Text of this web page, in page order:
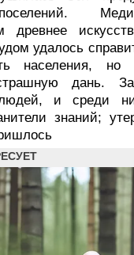
древнее
удалось
населения, но
дань.
людей, и среди
знаний;